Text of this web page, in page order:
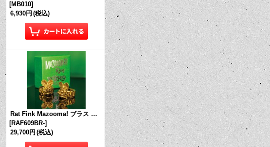
[MB010]
6,930円 (税込)
Rat Fink Mazooma! ブラス リング
[RAF609BR-]
29,700円 (税込)